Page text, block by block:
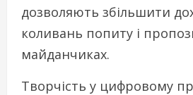
дозволяють збільшити
коливань попиту і
майданчиках.
Творчість у цифровому